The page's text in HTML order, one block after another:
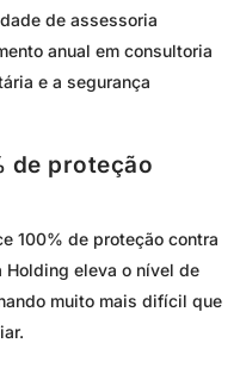
de assessoria
anual em consultoria
e a segurança
de proteção
100% de proteção contra
Holding eleva o nível de
muito mais difícil que